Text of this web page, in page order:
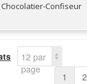
Chocolatier-Confiseur
12 par
page
1 2